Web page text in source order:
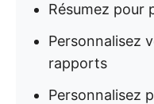
Résumez pour
Personnalisez
rapports
Personnalisez